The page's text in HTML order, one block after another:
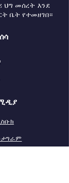
ህግ መሰረት እንደ
ቤት የተመዘገበ።